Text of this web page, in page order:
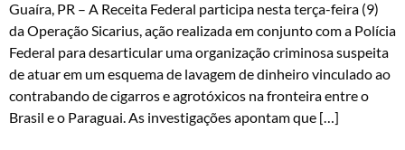
Guaíra, PR – A Receita Federal participa nesta terça-feira (9)
da Operação Sicarius, ação realizada em conjunto com a Polícia
Federal para desarticular uma organização criminosa suspeita
de atuar em um esquema de lavagem de dinheiro vinculado ao
contrabando de cigarros e agrotóxicos na fronteira entre o
Brasil e o Paraguai. As investigações apontam que […]